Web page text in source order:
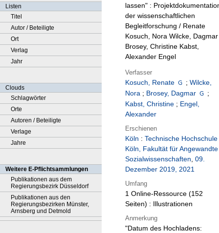
Listen
Titel
Autor / Beteiligte
Ort
Verlag
Jahr
Clouds
Schlagwörter
Orte
Autoren / Beteiligte
Verlage
Jahre
Weitere E-Pflichtsammlungen
Publikationen aus dem
Regierungsbezirk Düsseldorf
Publikationen aus den
Regierungsbezirken Münster,
Arnsberg und Detmold
lassen" :
der wissenschaftlichen
Begleitforschung / Renate
Kosuch, Nora Wilcke, Dagmar
Brosey, Christine Kabst,
Alexander Engel
Verfasser
Kosuch, Renate ; Wilcke,
Nora ; Brosey, Dagmar
;
Kabst, Christine ; Engel,
Alexander
Erschienen
Köln : Technische Hochschule
Köln, Fakultät für Angewandte
Sozialwissenschaften, 09.
Dezember 2019, 2021
Umfang
1 Online-Ressource (152
Seiten) : Illustrationen
Anmerkung
"Datum des Hochladens: